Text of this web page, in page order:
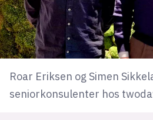
Roar Eriksen og Simen
seniorkonsulenter hos
devops
IoT
tilgjengelighet